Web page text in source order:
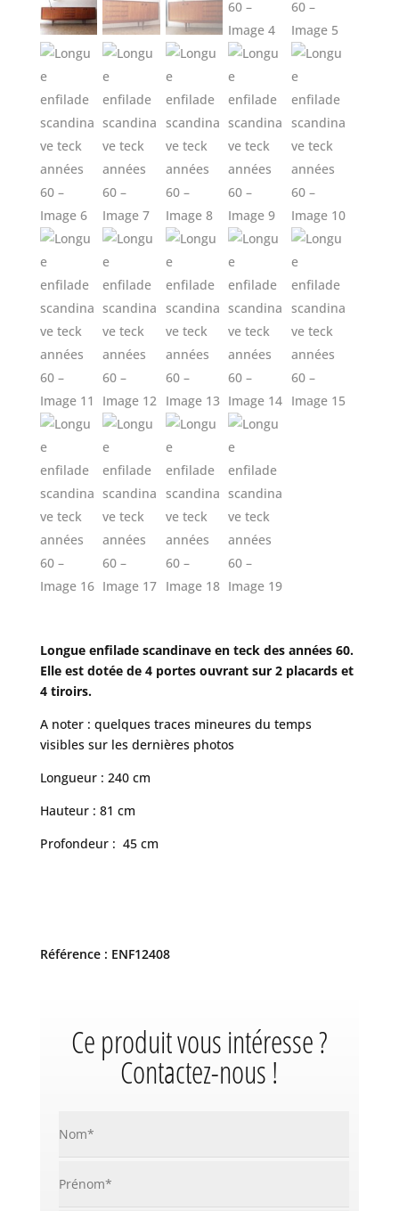
Longue enfilade scandinave en teck des années 60.
Elle est dotée de 4 portes ouvrant sur 2 placards et
4 tiroirs.
A noter : quelques traces mineures du temps
visibles sur les dernières photos
Longueur : 240 cm
Hauteur : 81 cm
Profondeur : 45 cm
Référence : ENF12408
Ce produit vous intéresse ?
Contactez-nous !